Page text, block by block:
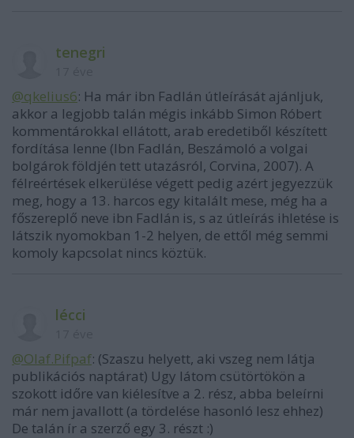
tenegri
@qkelius6: Ha már ibn Fadlán útleírását ajánljuk,
akkor a legjobb talán mégis inkább Simon Róbert
kommentárokkal ellátott, arab eredetiből készített
fordítása lenne (Ibn Fadlán, Beszámoló a volgai
bolgárok földjén tett utazásról, Corvina, 2007). A
félreértések elkerülése végett pedig azért jegyezzük
meg, hogy a 13. harcos egy kitalált mese, még ha a
főszereplő neve ibn Fadlán is, s az útleírás ihletése is
látszik nyomokban 1-2 helyen, de ettől még semmi
komoly kapcsolat nincs köztük.
lécci
@Olaf.Pifpaf: (Szaszu helyett, aki vszeg nem látja
publikációs naptárat) Ugy látom csütörtökön a
szokott időre van kiélesítve a 2. rész, abba beleírni
már nem javallott (a tördelése hasonló lesz ehhez)
De talán ír a szerző egy 3. részt :)